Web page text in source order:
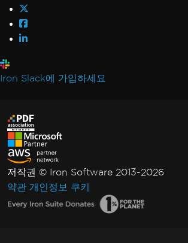
Iron Slack에 가입하세요
저작권 © Iron Software 2013-2026
약관 개인정보 쿠키